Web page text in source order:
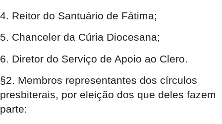
4. Reitor do Santuário de Fátima;
5. Chanceler da Cúria Diocesana;
6. Diretor do Serviço de Apoio ao Clero.
§2. Membros representantes dos círculos
presbiterais, por eleição dos que deles fazem
parte: